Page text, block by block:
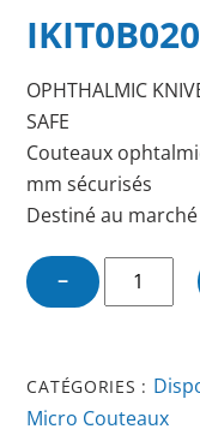
OPHTHALMIC
SAFE
Couteaux
mm sécurisés
Destiné au
−
quantité
de
FOR
CORNEAL
CATÉGORIES :
Micro Couteaux